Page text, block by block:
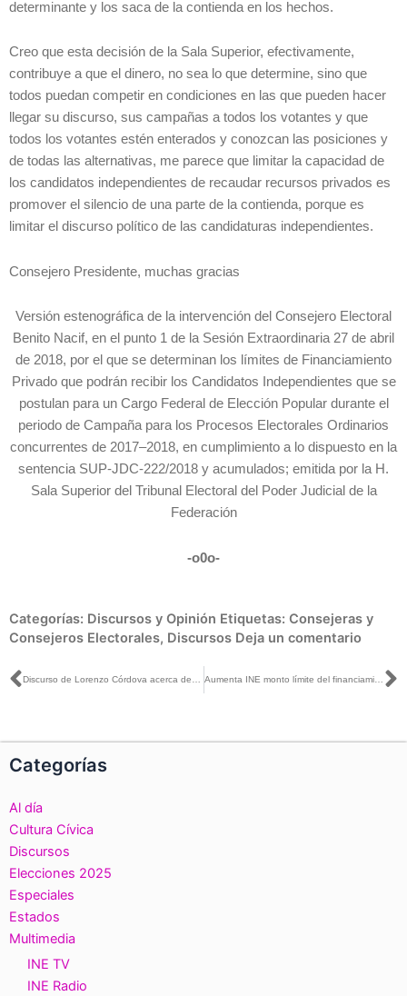
determinante y los saca de la contienda en los hechos.
Creo que esta decisión de la Sala Superior, efectivamente,
contribuye a que el dinero, no sea lo que determine, sino que
todos puedan competir en condiciones en las que pueden hacer
llegar su discurso, sus campañas a todos los votantes y que
todos los votantes estén enterados y conozcan las posiciones y
de todas las alternativas, me parece que limitar la capacidad de
los candidatos independientes de recaudar recursos privados es
promover el silencio de una parte de la contienda, porque es
limitar el discurso político de las candidaturas independientes.
Consejero Presidente, muchas gracias
Versión estenográfica de la intervención del Consejero Electoral
Benito Nacif, en el punto 1 de la Sesión Extraordinaria 27 de abril
de 2018, por el que se determinan los límites de Financiamiento
Privado que podrán recibir los Candidatos Independientes que se
postulan para un Cargo Federal de Elección Popular durante el
periodo de Campaña para los Procesos Electorales Ordinarios
concurrentes de 2017–2018, en cumplimiento a lo dispuesto en la
sentencia SUP-JDC-222/2018 y acumulados; emitida por la H.
Sala Superior del Tribunal Electoral del Poder Judicial de la
Federación
-o0o-
Categorías: Discursos y Opinión Etiquetas: Consejeras y
Consejeros Electorales, Discursos Deja un comentario
Ant Discurso de Lorenzo Córdova acerca de los límites de financiamiento privado que podrán recibir candidatos independientes durante los Procesos Electorales 2018 Aumenta INE monto límite del financiamiento privado que pueden recibir las candidaturas independientes federales en campaña
Categorías
Al día
Cultura Cívica
Discursos
Elecciones 2025
Especiales
Estados
Multimedia
INE TV
INE Radio